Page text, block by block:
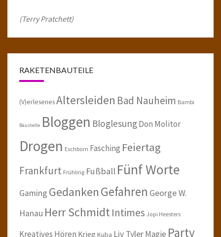
(Terry Pratchett)
RAKETENBAUTEILE
(V)erlesenesAltersleiden Bad Nauheim Bambi
Baustelle Bloggen BloglesungDon Molitor
Drogen Eschborn Fasching Feiertag
Frankfurt Frühling Fußball Fünf Worte
Gaming GedankenGefahren George W.
Hanau Herr SchmidtIntimes Jopi Heesters
Kreatives Hören Krieg Kuba Liv TylerMagie Party